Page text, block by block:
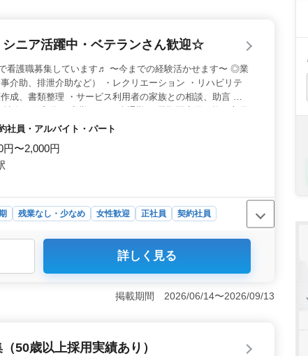
を尊重したサービスが提供されています。看護師さん
顔で過ごす時間をサポートしています。土曜日勤務が
環境が整っています。 ＜多彩な業務内容＞ デイサ
に携わります。個々のニーズに合わせたケアを提供
ことが使命です。
ニア活躍中・ベテランさん歓迎☆
看護職募集しています♬ 〜今までの経験活かせます〜 ◎業
介助、排泄介助など） ・レクリエーション ・リハビリテ
成、書類整理 ・サービス利用者の家族との相談、助言 等
はお気軽にお問い合わせください♬
社員・アルバイト・パート
円〜2,000円
残業なし・少なめ 女性歓迎 正社員
契約社員
ームで、経験豊富な看護師を募集中。長期雇用、車通
さい♪ ＜待遇充実＞ 年収350万円〜480万円、時給
す。 ＜地域密着＞ 舞子駅近くのアクセス便利な職
りがいを感じながらお仕事しませんか？
詳しく見る
掲載期間 2026/06/14〜2026/09/13
50歳以上採用実績あり）